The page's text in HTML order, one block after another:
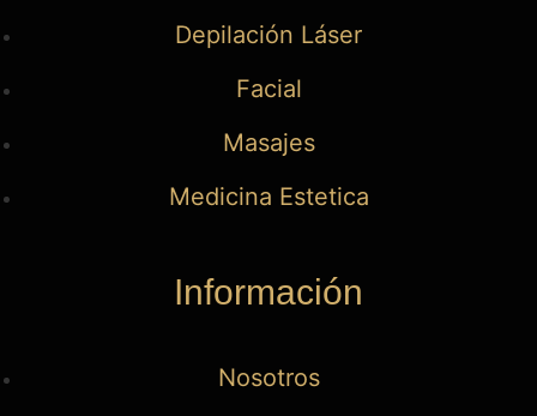
Depilación Láser
Facial
Masajes
Medicina Estetica
Información
Nosotros